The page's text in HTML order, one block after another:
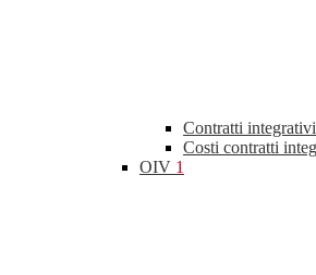
Contratti integrativi
Costi contratti
OIV 1